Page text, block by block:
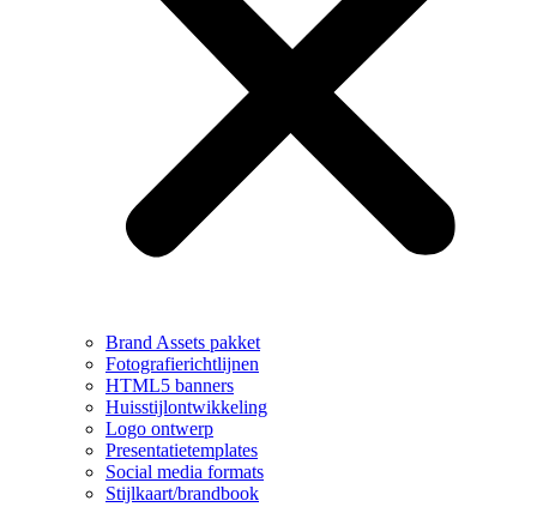
Brand Assets pakket
Fotografierichtlijnen
HTML5 banners
Huisstijlontwikkeling
Logo ontwerp
Presentatietemplates
Social media formats
Stijlkaart/brandbook